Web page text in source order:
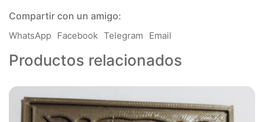
Compartir con un amigo:
WhatsApp Facebook Telegram Email
Productos relacionados